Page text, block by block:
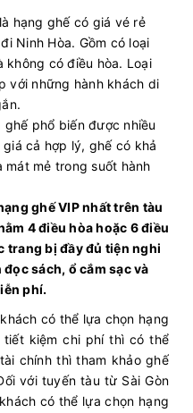
hạng ghế có giá vé rẻ
Ninh Hòa. Gồm có loại
không có điều hòa. Loại
với những hành khách di
ghế phổ biến được nhiều
cả hợp lý, ghế có khả
mát mẻ trong suốt hành
ghế VIP nhất trên tàu
4 điều hòa hoặc 6 điều
trang bị đầy đủ tiện nghi
sách, ổ cắm sạc và
phí.
có thể lựa chọn hạng
tiết kiệm chi phí thì có thể
chính thì tham khảo ghế
với tuyến tàu từ Sài Gòn
có thể lựa chọn hạng